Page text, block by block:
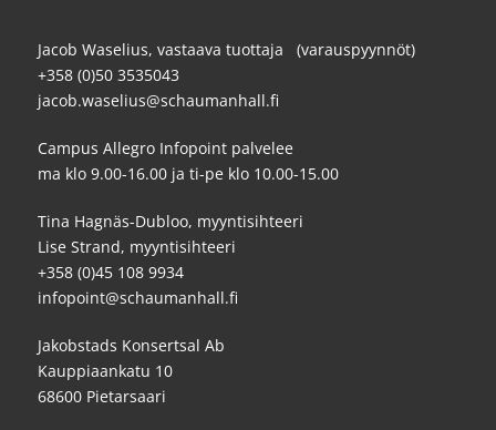
Jacob Waselius, vastaava tuottaja (varauspyynnöt)
+358 (0)50 3535043
jacob.waselius@schaumanhall.fi
Campus Allegro Infopoint palvelee
ma klo 9.00-16.00 ja ti-pe klo 10.00-15.00
Tina Hagnäs-Dubloo, myyntisihteeri
Lise Strand, myyntisihteeri
+358 (0)45 108 9934
infopoint@schaumanhall.fi
Jakobstads Konsertsal Ab
Kauppiaankatu 10
68600 Pietarsaari